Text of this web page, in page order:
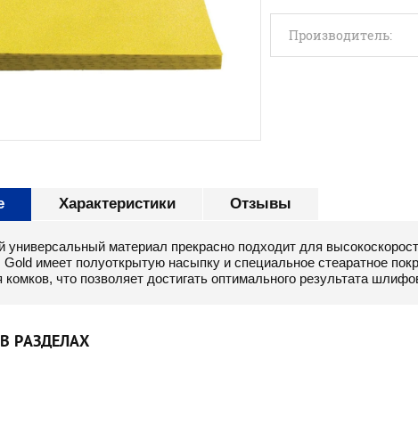
Производитель:
Характеристики Отзывы
универсальный материал прекрасно подходит для
Gold имеет полуоткрытую насыпку и специальное стеаратное
комков, что позволяет достигать оптимального результата
РАЗДЕЛАХ